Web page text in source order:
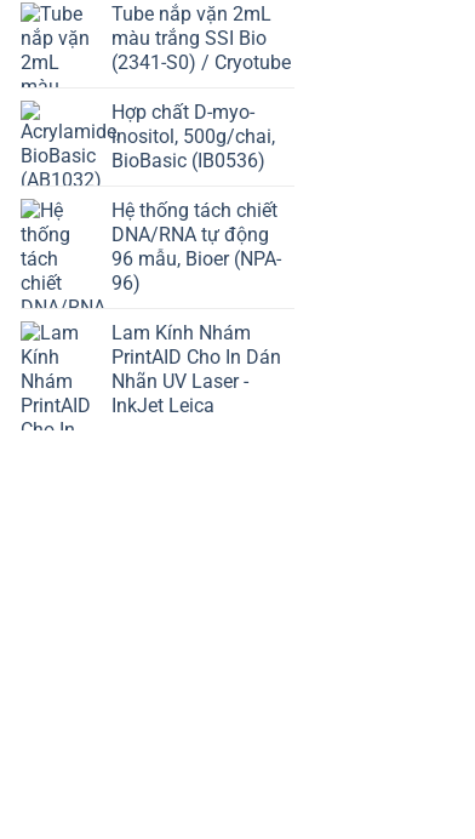
Tube nắp vặn 2mL
màu trắng SSI Bio
(2341-S0) / Cryotube
Hợp chất D-myo-
inositol, 500g/chai,
BioBasic (IB0536)
Hệ thống tách chiết
DNA/RNA tự động
96 mẫu, Bioer (NPA-
96)
Lam Kính Nhám
PrintAID Cho In Dán
Nhãn UV Laser -
InkJet Leica